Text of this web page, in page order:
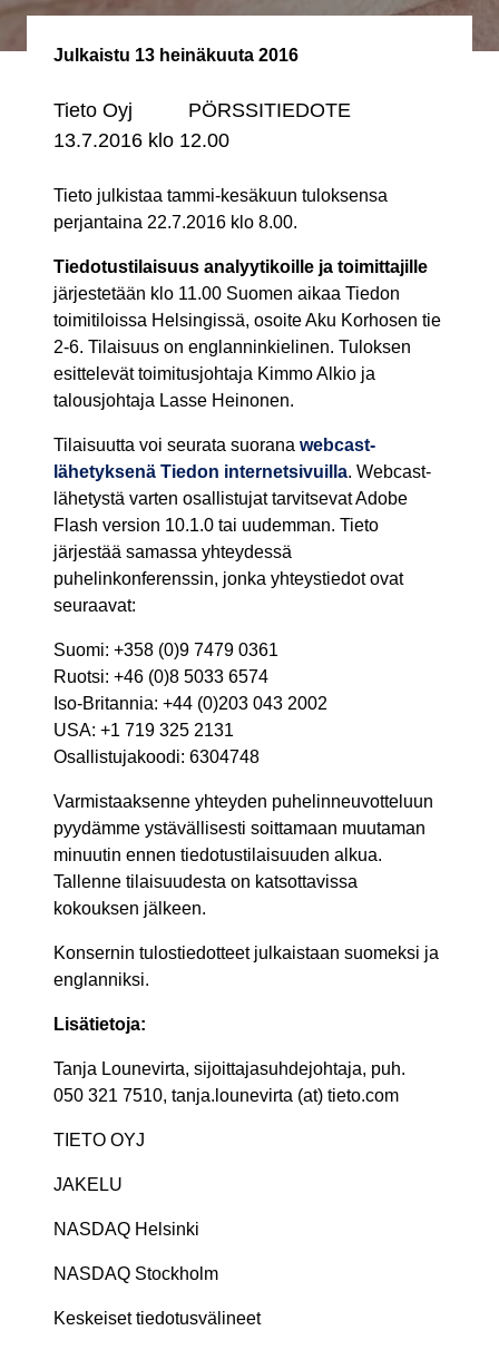
Julkaistu 13 heinäkuuta 2016
Tieto Oyj PÖRSSITIEDOTE
13.7.2016 klo 12.00
Tieto julkistaa tammi-kesäkuun tuloksensa
perjantaina 22.7.2016 klo 8.00.
Tiedotustilaisuus analyytikoille ja toimittajille
järjestetään klo 11.00 Suomen aikaa Tiedon
toimitiloissa Helsingissä, osoite Aku Korhosen tie
2-6. Tilaisuus on englanninkielinen. Tuloksen
esittelevät toimitusjohtaja Kimmo Alkio ja
talousjohtaja Lasse Heinonen.
Tilaisuutta voi seurata suorana webcast-
lähetyksenä Tiedon internetsivuilla. Webcast-
lähetystä varten osallistujat tarvitsevat Adobe
Flash version 10.1.0 tai uudemman. Tieto
järjestää samassa yhteydessä
puhelinkonferenssin, jonka yhteystiedot ovat
seuraavat:
Suomi: +358 (0)9 7479 0361
Ruotsi: +46 (0)8 5033 6574
Iso-Britannia: +44 (0)203 043 2002
USA: +1 719 325 2131
Osallistujakoodi: 6304748
Varmistaaksenne yhteyden puhelinneuvotteluun
pyydämme ystävällisesti soittamaan muutaman
minuutin ennen tiedotustilaisuuden alkua.
Tallenne tilaisuudesta on katsottavissa
kokouksen jälkeen.
Konsernin tulostiedotteet julkaistaan suomeksi ja
englanniksi.
Lisätietoja:
Tanja Lounevirta, sijoittajasuhdejohtaja, puh.
050 321 7510, tanja.lounevirta (at) tieto.com
TIETO OYJ
JAKELU
NASDAQ Helsinki
NASDAQ Stockholm
Keskeiset tiedotusvälineet